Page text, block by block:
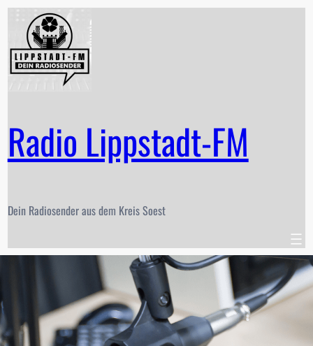
Zum
springen
Radio Lippstadt-FM
Dein Radiosender aus dem Kreis Soest